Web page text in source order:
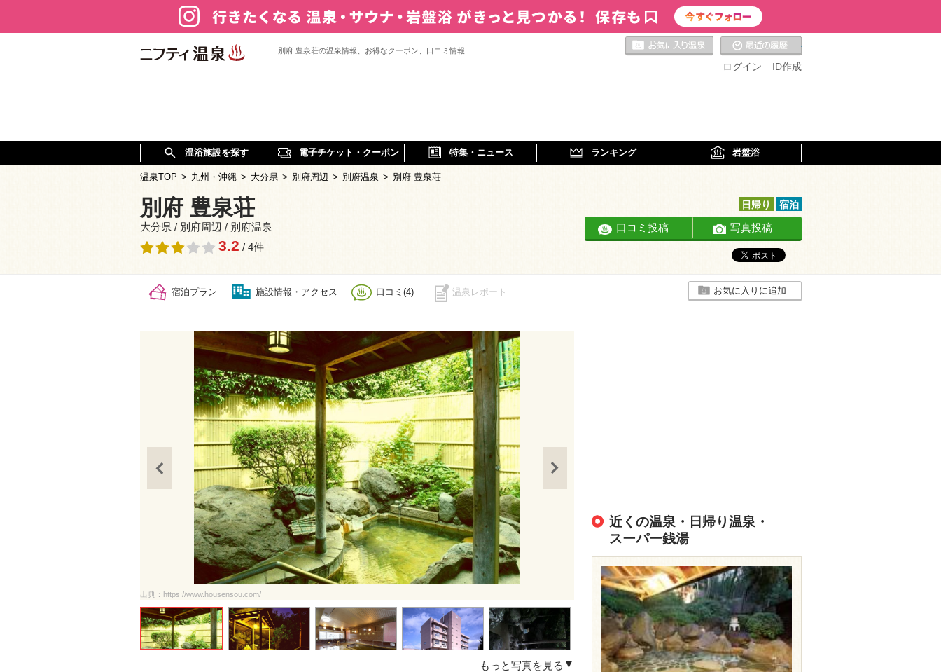
別府 豊泉荘の温泉情報、お得なクーポン、口コミ情報
ID作成
ログイン
お気に入りの温泉
温浴施設を探す 電子チケット・クーポン 特集・ニュース ランキング 岩盤浴
温泉TOP > 九州・沖縄 > 大分県 > 別府周辺 > 別府温泉 > 別府 豊泉荘
別府 豊泉荘
大分県 / 別府周辺 / 別府温泉
3.2 / 4件
日帰り 宿泊
口コミ投稿 写真投稿
宿泊プラン 施設情報・アクセス 口コミ(4) 温泉レポート お気に入りに追加
出典： https://www.housensou.com/ https://www.housensou.com/
もっと写真を見る
近くの温泉・日帰り温泉・
スーパー銭湯